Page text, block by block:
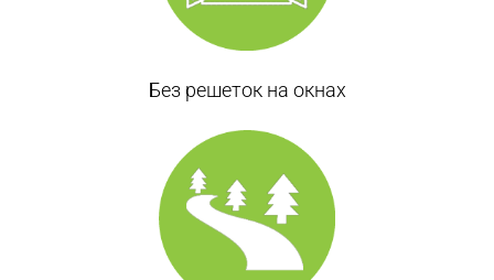
Без решеток на окнах